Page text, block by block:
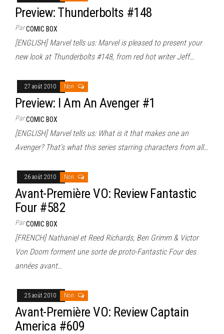
Preview: Thunderbolts #148
ParCOMIC BOX
[ENGLISH] Marvel tells us: Marvel is pleased to present your
new look at Thunderbolts #148, from red hot writer Jeff…
27 août 2010 Non
Preview: I Am An Avenger #1
ParCOMIC BOX
[ENGLISH] Marvel tells us: What is it that makes one an
Avenger? That’s what this series starring characters from all…
26 août 2010 Non
Avant-Première VO: Review Fantastic
Four #582
ParCOMIC BOX
[FRENCH] Nathaniel et Reed Richards, Ben Grimm & Victor
Von Doom forment une sorte de proto-Fantastic Four des
années avant…
25 août 2010 Non
Avant-Première VO: Review Captain
America #609